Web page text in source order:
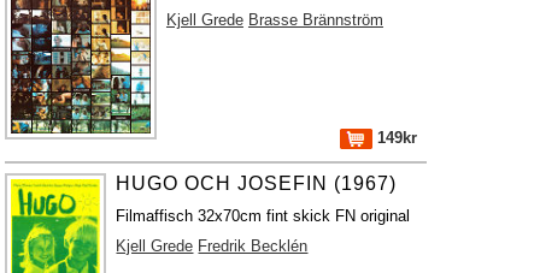
Kjell Grede Brasse Brännström
149kr
HUGO OCH JOSEFIN (1967)
Filmaffisch 32x70cm fint skick FN original
Kjell Grede Fredrik Becklén